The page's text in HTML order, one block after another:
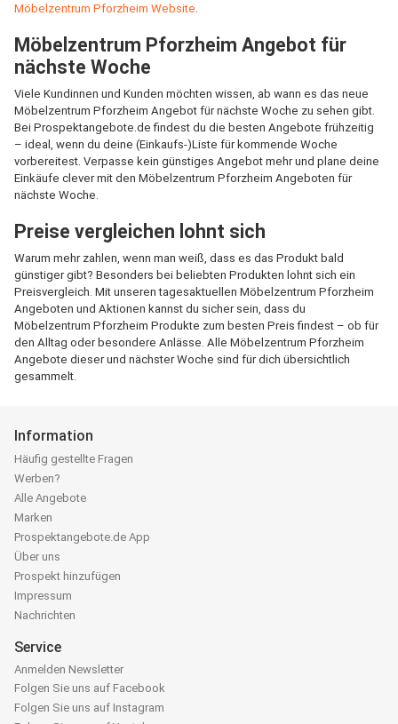
Möbelzentrum Pforzheim Website.
Möbelzentrum Pforzheim Angebot für
nächste Woche
Viele Kundinnen und Kunden möchten wissen, ab wann es das neue
Möbelzentrum Pforzheim Angebot für nächste Woche zu sehen gibt.
Bei Prospektangebote.de findest du die besten Angebote frühzeitig
– ideal, wenn du deine (Einkaufs-)Liste für kommende Woche
vorbereitest. Verpasse kein günstiges Angebot mehr und plane deine
Einkäufe clever mit den Möbelzentrum Pforzheim Angeboten für
nächste Woche.
Preise vergleichen lohnt sich
Warum mehr zahlen, wenn man weiß, dass es das Produkt bald
günstiger gibt? Besonders bei beliebten Produkten lohnt sich ein
Preisvergleich. Mit unseren tagesaktuellen Möbelzentrum Pforzheim
Angeboten und Aktionen kannst du sicher sein, dass du
Möbelzentrum Pforzheim Produkte zum besten Preis findest – ob für
den Alltag oder besondere Anlässe. Alle Möbelzentrum Pforzheim
Angebote dieser und nächster Woche sind für dich übersichtlich
gesammelt.
Information
Häufig gestellte Fragen
Werben?
Alle Angebote
Marken
Prospektangebote.de App
Über uns
Prospekt hinzufügen
Impressum
Nachrichten
Service
Anmelden Newsletter
Folgen Sie uns auf Facebook
Folgen Sie uns auf Instagram